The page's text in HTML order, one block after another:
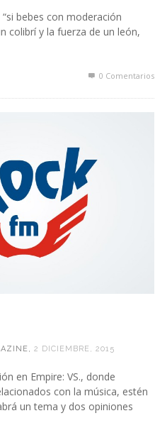
bebes con moderación
colibrí y la fuerza de un león,
0 Comentarios
, 2 DICIEMBRE, 2015
en Empire: VS., donde
con la música, estén
un tema y dos opiniones